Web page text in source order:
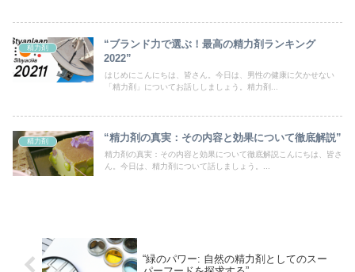
精力剤
“ブランド力で選ぶ！最高の精力剤ランキング
2022”
はじめにこんにちは、皆さん。今日は、男性の健康に欠かせない
「精力剤」についてお話ししましょう。精力剤...
精力剤 “精力剤の真実：その内容と効果について徹底解説”
精力剤の真実：その内容と効果について徹底解説こんにちは、皆さ
ん。今日は、精力剤について話しましょう。...
“緑のパワー: 自然の精力剤としてのスー